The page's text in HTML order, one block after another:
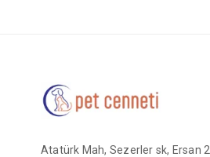
Atatürk Mah, Sezerler sk, Ersan 2